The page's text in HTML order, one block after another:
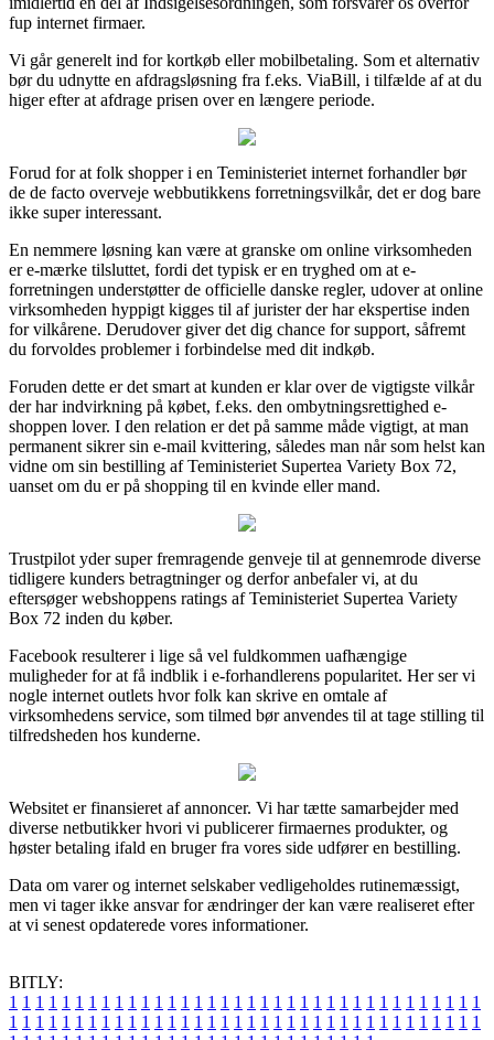
fup internet firmaer.
Vi går generelt ind for kortkøb eller mobilbetaling. Som et alternativ
bør du udnytte en afdragsløsning fra f.eks. ViaBill, i tilfælde af at du
higer efter at afdrage prisen over en længere periode.
Forud for at folk shopper i en Teministeriet internet forhandler bør
de de facto overveje webbutikkens forretningsvilkår, det er dog bare
ikke super interessant.
En nemmere løsning kan være at granske om online virksomheden
er e-mærke tilsluttet, fordi det typisk er en tryghed om at e-
forretningen understøtter de officielle danske regler, udover at online
virksomheden hyppigt kigges til af jurister der har ekspertise inden
for vilkårene. Derudover giver det dig chance for support, såfremt
du forvoldes problemer i forbindelse med dit indkøb.
Foruden dette er det smart at kunden er klar over de vigtigste vilkår
der har indvirkning på købet, f.eks. den ombytningsrettighed e-
shoppen lover. I den relation er det på samme måde vigtigt, at man
permanent sikrer sin e-mail kvittering, således man når som helst kan
vidne om sin bestilling af Teministeriet Supertea Variety Box 72,
uanset om du er på shopping til en kvinde eller mand.
Trustpilot yder super fremragende genveje til at gennemrode diverse
tidligere kunders betragtninger og derfor anbefaler vi, at du
eftersøger webshoppens ratings af Teministeriet Supertea Variety
Box 72 inden du køber.
Facebook resulterer i lige så vel fuldkommen uafhængige
muligheder for at få indblik i e-forhandlerens popularitet. Her ser vi
nogle internet outlets hvor folk kan skrive en omtale af
virksomhedens service, som tilmed bør anvendes til at tage stilling til
tilfredsheden hos kunderne.
Websitet er finansieret af annoncer. Vi har tætte samarbejder med
diverse netbutikker hvori vi publicerer firmaernes produkter, og
høster betaling ifald en bruger fra vores side udfører en bestilling.
Data om varer og internet selskaber vedligeholdes rutinemæssigt,
men vi tager ikke ansvar for ændringer der kan være realiseret efter
at vi senest opdaterede vores informationer.
BITLY:
1 1 1 1 1 1 1 1 1 1 1 1 1 1 1 1 1 1 1 1 1 1 1 1 1 1 1 1 1 1 1 1 1 1 1 1
1 1 1 1 1 1 1 1 1 1 1 1 1 1 1 1 1 1 1 1 1 1 1 1 1 1 1 1 1 1 1 1 1 1 1 1